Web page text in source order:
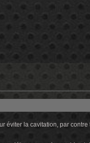
éviter la cavitation, par